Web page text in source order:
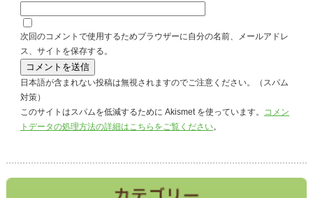
次回のコメントで使用するためブラウザーに自分の名前、メールアドレ
ス、サイトを保存する。
日本語が含まれない投稿は無視されますのでご注意ください。（スパム
対策）
このサイトはスパムを低減するために Akismet を使っています。 コメン
トデータの処理方法の詳細はこちらをご覧ください。